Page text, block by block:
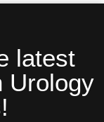
latest
Urology